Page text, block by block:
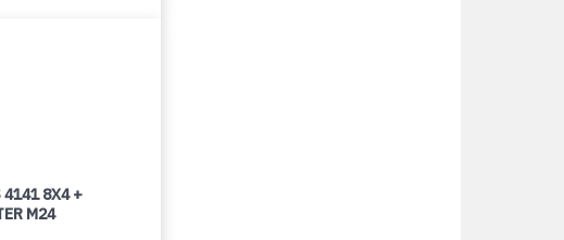
4141 8X4 +
M24